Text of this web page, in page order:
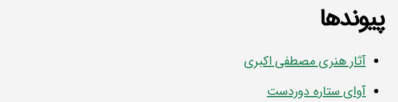
پیوندها
آثار هنری مصطفی اکبری
آوای ستاره دوردست